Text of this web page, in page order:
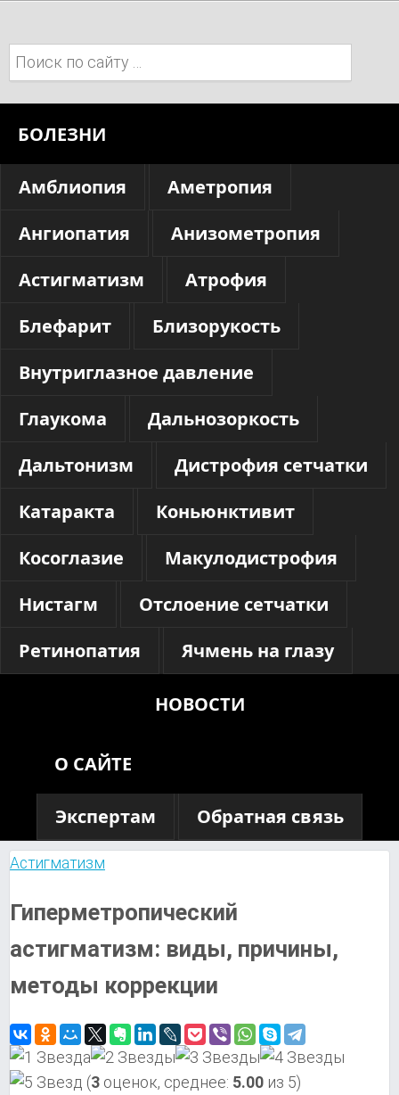
Поиск:
БОЛЕЗНИ
Амблиопия
Аметропия
Ангиопатия
Анизометропия
Астигматизм
Атрофия
Блефарит
Близорукость
Внутриглазное давление
Глаукома
Дальнозоркость
Дальтонизм
Дистрофия сетчатки
Катаракта
Коньюнктивит
Косоглазие
Макулодистрофия
Нистагм
Отслоение сетчатки
Ретинопатия
Ячмень на глазу
НОВОСТИ
О САЙТЕ
Экспертам Обратная связь
Астигматизм
Гиперметропический
астигматизм: виды, причины,
методы коррекции
(3 оценок, среднее: 5.00 из 5)